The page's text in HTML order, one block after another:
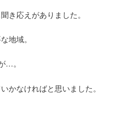
き応えがありました。
地域。
…。
かなければと思いました。